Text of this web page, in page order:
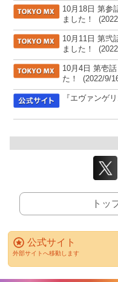
[TOKYO MX]
10月18日 第参
ました！
[TOKYO MX]
10月11日 第弐
ました！
[TOKYO MX]
10月4日 第壱
た！
(2022/9/
[公式サイト]
『エヴァンゲ
トッ
公式サイト
外部サイトへ移動します